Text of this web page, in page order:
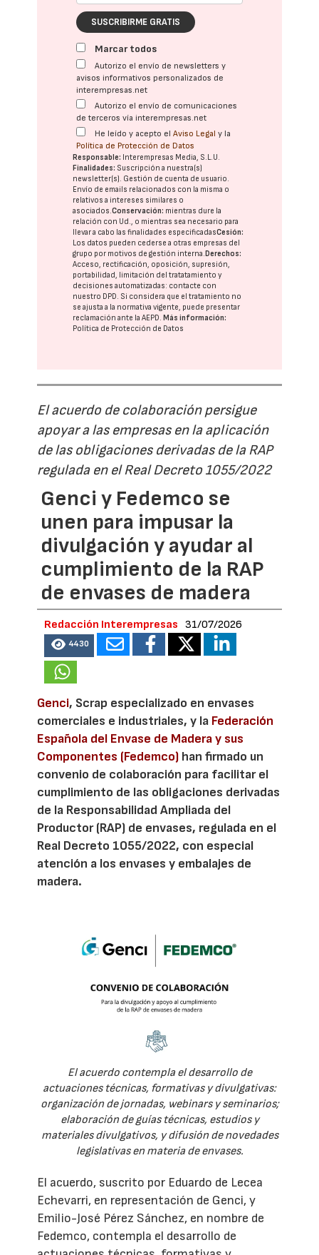
SUSCRIBIRME GRATIS
Marcar todos
Autorizo el envío de newsletters y
avisos informativos personalizados de
interempresas.net
Autorizo el envío de comunicaciones
de terceros vía interempresas.net
He leído y acepto elAviso Legal y la
Política de Protección de Datos
Responsable: Interempresas Media, S.L.U.
Finalidades: Suscripción a nuestra(s)
newsletter(s). Gestión de cuenta de usuario.
Envío de emails relacionados con la misma o
relativos a intereses similares o
asociados.Conservación: mientras dure la
relación con Ud., o mientras sea necesario para
llevar a cabo las finalidades especificadasCesión:
Los datos pueden cederse a otras empresas del
grupo por motivos de gestión interna. Derechos:
Acceso, rectificación, oposición, supresión,
portabilidad, limitación del tratatamiento y
decisiones automatizadas: contacte con
nuestro DPD. Si considera que el tratamiento no
se ajusta a la normativa vigente, puede presentar
reclamación ante laAEPD. Más información:
Política de Protección de Datos
El acuerdo de colaboración persigue
apoyar a las empresas en la aplicación
de las obligaciones derivadas de la RAP
regulada en el Real Decreto 1055/2022
Genci y Fedemco se
unen para impusar la
divulgación y ayudar al
cumplimiento de la RAP
de envases de madera
Redacción Interempresas 31/07/2026
4430
Genci, Scrap especializado en envases
comerciales e industriales, y la Federación
Española del Envase de Madera y sus
Componentes (Fedemco) han firmado un
convenio de colaboración para facilitar el
cumplimiento de las obligaciones derivadas
de la Responsabilidad Ampliada del
Productor (RAP) de envases, regulada en el
Real Decreto 1055/2022, con especial
atención a los envases y embalajes de
madera.
El acuerdo contempla el desarrollo de
actuaciones técnicas, formativas y divulgativas:
organización de jornadas, webinars y seminarios;
elaboración de guías técnicas, estudios y
materiales divulgativos, y difusión de novedades
legislativas en materia de envases.
El acuerdo, suscrito por Eduardo de Lecea
Echevarri, en representación de Genci, y
Emilio-José Pérez Sánchez, en nombre de
Fedemco, contempla el desarrollo de